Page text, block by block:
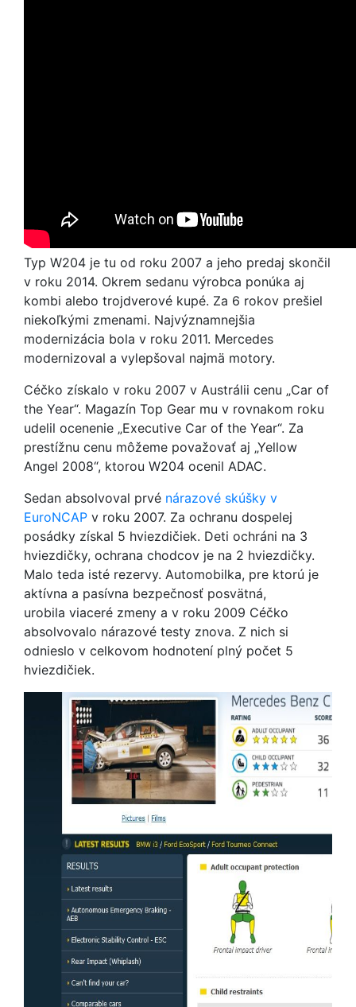
Typ W204 je tu od roku 2007 a jeho predaj skončil
v roku 2014. Okrem sedanu výrobca ponúka aj
kombi alebo trojdverové kupé. Za 6 rokov prešiel
niekoľkými zmenami. Najvýznamnejšia
modernizácia bola v roku 2011. Mercedes
modernizoval a vylepšoval najmä motory.
Céčko získalo v roku 2007 v Austrálii cenu „Car of
the Year“. Magazín Top Gear mu v rovnakom roku
udelil ocenenie „Executive Car of the Year“. Za
prestížnu cenu môžeme považovať aj „Yellow
Angel 2008“, ktorou W204 ocenil ADAC.
Sedan absolvoval prvé nárazové skúšky v
EuroNCAP v roku 2007. Za ochranu dospelej
posádky získal 5 hviezdičiek. Deti ochráni na 3
hviezdičky, ochrana chodcov je na 2 hviezdičky.
Malo teda isté rezervy. Automobilka, pre ktorú je
aktívna a pasívna bezpečnosť posvätná,
urobila viaceré zmeny a v roku 2009 Céčko
absolvovalo nárazové testy znova. Z nich si
odnieslo v celkovom hodnotení plný počet 5
hviezdičiek.